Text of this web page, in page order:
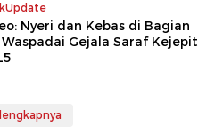
Nyeri dan Kebas di Bagian
Waspadai Gejala Saraf Kejepit